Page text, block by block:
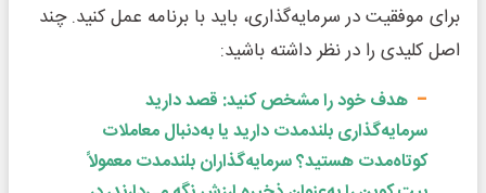
برای موفقیت در سرمایه‌گذاری، باید با برنامه عمل کنید. چند
اصل کلیدی را در نظر داشته باشید:
هدف خود را مشخص کنید: قصد دارید
سرمایه‌گذاری بلندمدت دارید یا به‌دنبال معاملات
کوتاه‌مدت هستید؟ سرمایه‌گذاران بلندمدت معمولاً